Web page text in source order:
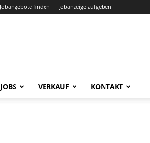
Jobangebote finden Jobanzeige aufgeben
JOBS VERKAUF KONTAKT